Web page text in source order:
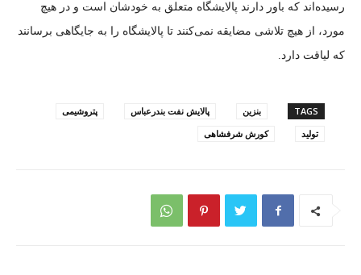
رسیده‌اند که باور دارند پالایشگاه متعلق به خودشان است و در هیچ
مورد، از هیچ تلاشی مضایقه نمی‌کنند تا پالایشگاه را به جایگاهی برسانند
که لیاقت دارد.
TAGS بنزین پالایش نفت بندرعباس
پتروشیمی
تولید
کورش شرفشاهی